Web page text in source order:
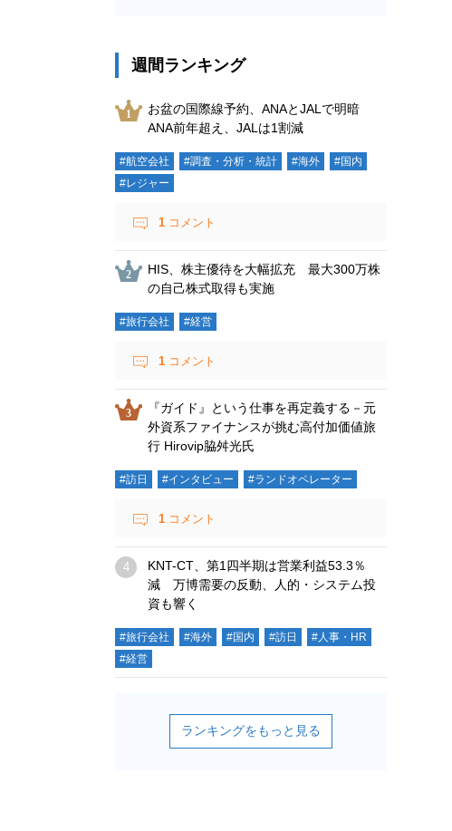
週間ランキング
お盆の国際線予約、ANAとJALで明暗
ANA前年超え、JALは1割減
#航空会社 #調査・分析・統計 #海外
#国内
#レジャー
1 コメント
HIS、株主優待を大幅拡充 最大300万株
の自己株式取得も実施
#旅行会社 #経営
1 コメント
『ガイド』という仕事を再定義する－元
外資系ファイナンスが挑む高付加価値旅
行 Hirovip脇舛光氏
#訪日 #インタビュー #ランドオペレーター
1 コメント
KNT-CT、第1四半期は営業利益53.3％
減 万博需要の反動、人的・システム投
資も響く
#旅行会社 #海外 #国内 #訪日
#人事・HR
#経営